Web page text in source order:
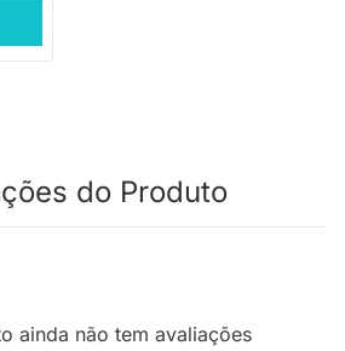
do Produto
ainda não tem avaliações